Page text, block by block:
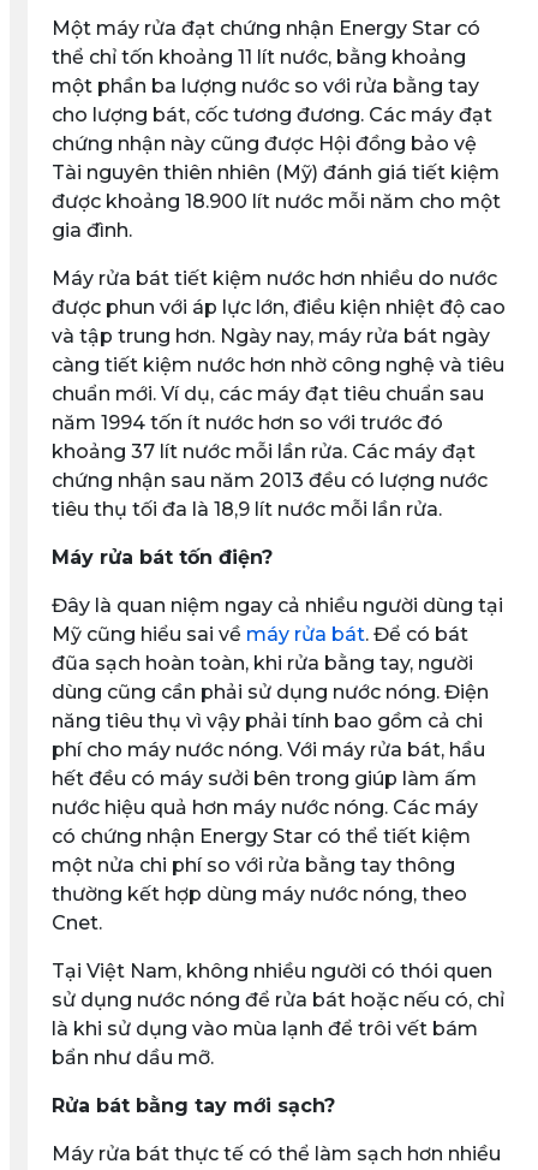
Một máy rửa đạt chứng nhận Energy Star có
thể chỉ tốn khoảng 11 lít nước, bằng khoảng
một phần ba lượng nước so với rửa bằng tay
cho lượng bát, cốc tương đương. Các máy đạt
chứng nhận này cũng được Hội đồng bảo vệ
Tài nguyên thiên nhiên (Mỹ) đánh giá tiết kiệm
được khoảng 18.900 lít nước mỗi năm cho một
gia đình.
Máy rửa bát tiết kiệm nước hơn nhiều do nước
được phun với áp lực lớn, điều kiện nhiệt độ cao
và tập trung hơn. Ngày nay, máy rửa bát ngày
càng tiết kiệm nước hơn nhờ công nghệ và tiêu
chuẩn mới. Ví dụ, các máy đạt tiêu chuẩn sau
năm 1994 tốn ít nước hơn so với trước đó
khoảng 37 lít nước mỗi lần rửa. Các máy đạt
chứng nhận sau năm 2013 đều có lượng nước
tiêu thụ tối đa là 18,9 lít nước mỗi lần rửa.
Máy rửa bát tốn điện?
Đây là quan niệm ngay cả nhiều người dùng tại
Mỹ cũng hiểu sai về máy rửa bát. Để có bát
đũa sạch hoàn toàn, khi rửa bằng tay, người
dùng cũng cần phải sử dụng nước nóng. Điện
năng tiêu thụ vì vậy phải tính bao gồm cả chi
phí cho máy nước nóng. Với máy rửa bát, hầu
hết đều có máy sưởi bên trong giúp làm ấm
nước hiệu quả hơn máy nước nóng. Các máy
có chứng nhận Energy Star có thể tiết kiệm
một nửa chi phí so với rửa bằng tay thông
thường kết hợp dùng máy nước nóng, theo
Cnet.
Tại Việt Nam, không nhiều người có thói quen
sử dụng nước nóng để rửa bát hoặc nếu có, chỉ
là khi sử dụng vào mùa lạnh để trôi vết bám
bẩn như dầu mỡ.
Rửa bát bằng tay mới sạch?
Máy rửa bát thực tế có thể làm sạch hơn nhiều